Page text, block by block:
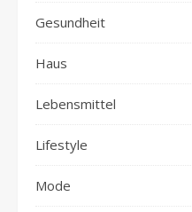
Gesundheit
Haus
Lebensmittel
Lifestyle
Mode